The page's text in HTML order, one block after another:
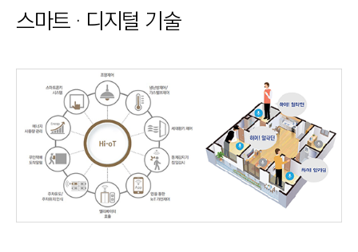
N
E
R
I
N
G
&
C
스마트 · 디지털 기술